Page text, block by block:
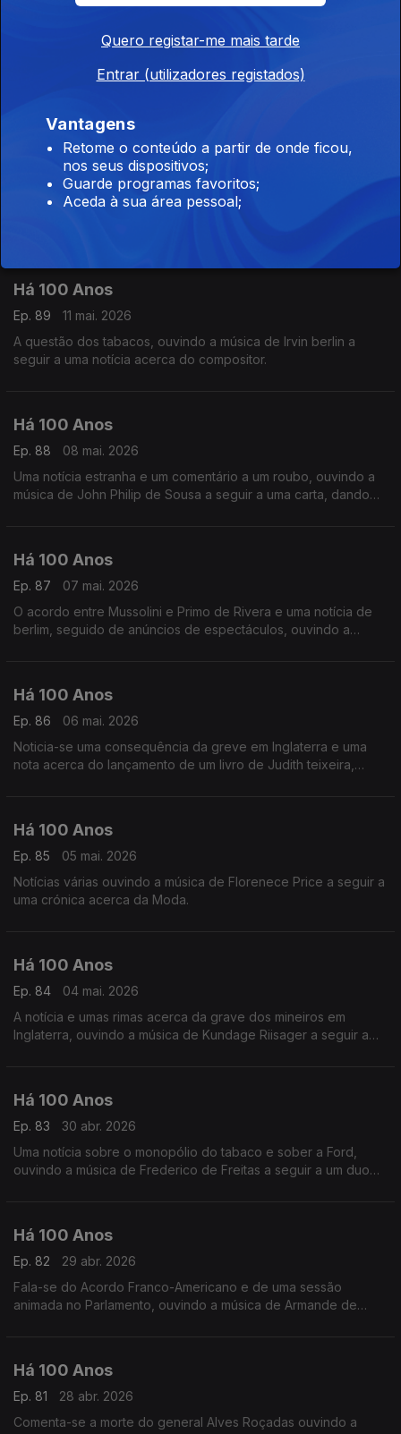
13 mai. 2026
A inauguração da estátua do marquês de Pombal, ouvindo a
Há 100 Anos
Ep. 90
12 mai. 2026
Os mineiros de Inglaterra e uma notícia da Alemanha ouvindo a
Há 100 Anos
Ep. 89
11 mai. 2026
A questão dos tabacos, ouvindo a música de Irvin berlin a
seguir a uma notícia acerca do compositor.
Há 100 Anos
Ep. 88
08 mai. 2026
Uma notícia estranha e um comentário a um roubo, ouvindo a
música de John Philip de Sousa a seguir a uma carta, dando
Há 100 Anos
Ep. 87
07 mai. 2026
O acordo entre Mussolini e Primo de Rivera e uma notícia de
berlim, seguido de anúncios de espectáculos, ouvindo a
Há 100 Anos
Ep. 86
06 mai. 2026
Noticia-se uma consequência da greve em Inglaterra e uma
nota acerca do lançamento de um livro de Judith teixeira,
Há 100 Anos
Ep. 85
05 mai. 2026
Notícias várias ouvindo a música de Florenece Price a seguir a
uma crónica acerca da Moda.
Há 100 Anos
Ep. 84
04 mai. 2026
A notícia e umas rimas acerca da grave dos mineiros em
Inglaterra, ouvindo a música de Kundage Riisager a seguir a
Há 100 Anos
Ep. 83
30 abr. 2026
Uma notícia sobre o monopólio do tabaco e sober a Ford,
ouvindo a música de Frederico de Freitas a seguir a um duo
Há 100 Anos
Ep. 82
29 abr. 2026
Fala-se do Acordo Franco-Americano e de uma sessão
animada no Parlamento, ouvindo a música de Armande de
Há 100 Anos
Ep. 81
28 abr. 2026
Comenta-se a morte do general Alves Roçadas ouvindo a
Quero registar-me mais tarde
Entrar (utilizadores registados)
Vantagens
Retome o conteúdo a partir de onde ficou,
nos seus dispositivos;
Guarde programas favoritos;
Aceda à sua área pessoal;